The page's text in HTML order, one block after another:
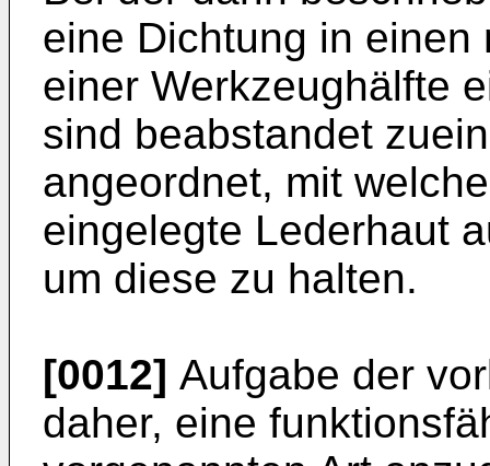
eine Dichtung in
einer Werkzeughälfte
sind beabstandet
angeordnet, mit
eingelegte Lederhaut
um diese zu halten.
[0012] Aufgabe der
daher, eine